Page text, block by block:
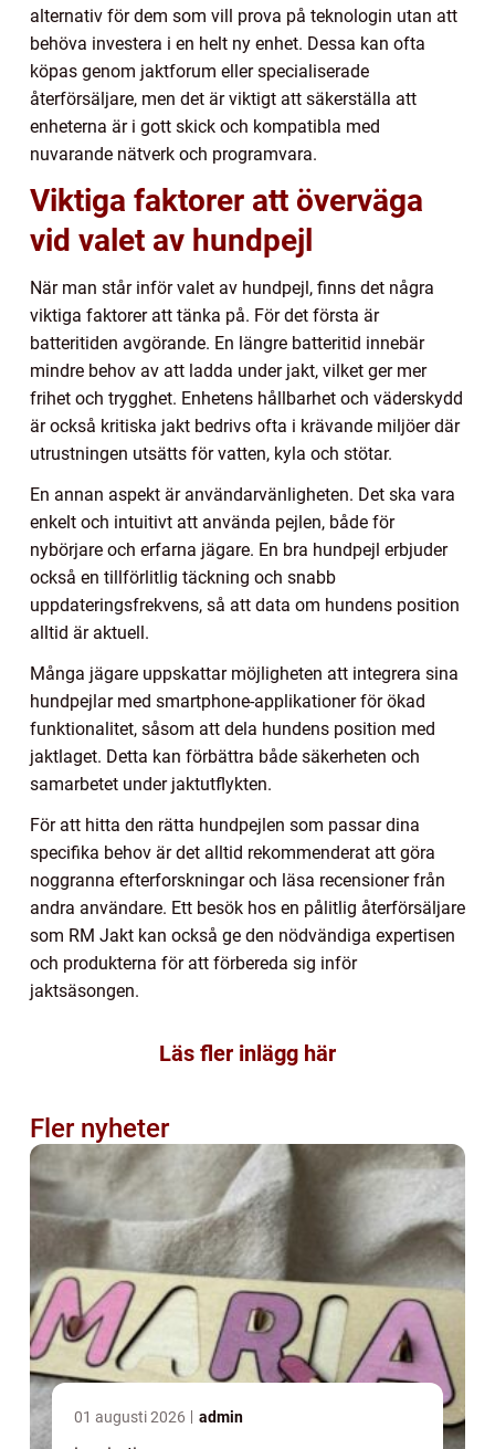
alternativ för dem som vill prova på teknologin utan att
behöva investera i en helt ny enhet. Dessa kan ofta
köpas genom jaktforum eller specialiserade
återförsäljare, men det är viktigt att säkerställa att
enheterna är i gott skick och kompatibla med
nuvarande nätverk och programvara.
Viktiga faktorer att överväga
vid valet av hundpejl
När man står inför valet av hundpejl, finns det några
viktiga faktorer att tänka på. För det första är
batteritiden avgörande. En längre batteritid innebär
mindre behov av att ladda under jakt, vilket ger mer
frihet och trygghet. Enhetens hållbarhet och väderskydd
är också kritiska jakt bedrivs ofta i krävande miljöer där
utrustningen utsätts för vatten, kyla och stötar.
En annan aspekt är användarvänligheten. Det ska vara
enkelt och intuitivt att använda pejlen, både för
nybörjare och erfarna jägare. En bra hundpejl erbjuder
också en tillförlitlig täckning och snabb
uppdateringsfrekvens, så att data om hundens position
alltid är aktuell.
Många jägare uppskattar möjligheten att integrera sina
hundpejlar med smartphone-applikationer för ökad
funktionalitet, såsom att dela hundens position med
jaktlaget. Detta kan förbättra både säkerheten och
samarbetet under jaktutflykten.
För att hitta den rätta hundpejlen som passar dina
specifika behov är det alltid rekommenderat att göra
noggranna efterforskningar och läsa recensioner från
andra användare. Ett besök hos en pålitlig återförsäljare
som RM Jakt kan också ge den nödvändiga expertisen
och produkterna för att förbereda sig inför
jaktsäsongen.
Läs fler inlägg här
Fler nyheter
01 augusti 2026 admin